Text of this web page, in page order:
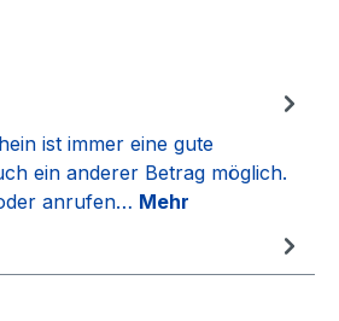
ist immer eine gute
ein anderer Betrag möglich.
anrufen… Mehr